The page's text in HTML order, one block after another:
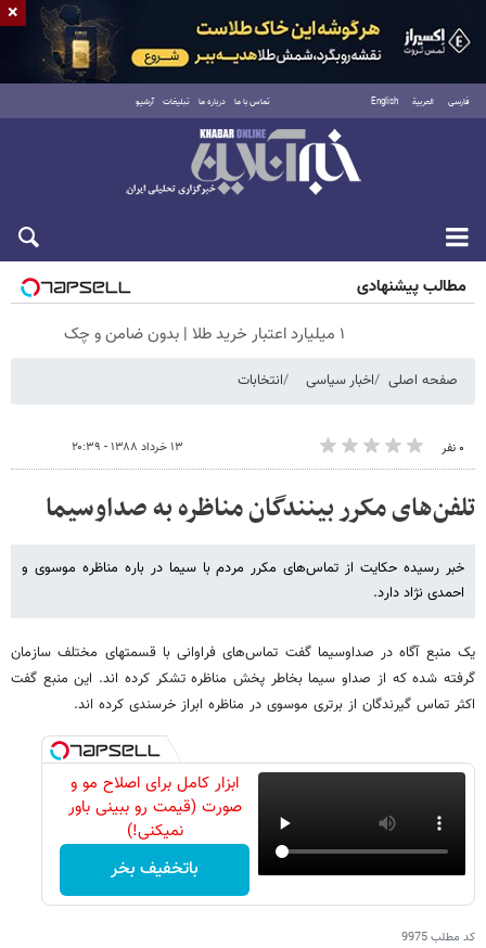
فارسی العربية English تماس با ما درباره ما تبلیغات آرشیو
پنجشنبه ۱۵ مرداد ۱۴۰۵
مطالب پیشنهادی
۱ میلیارد اعتبار خرید طلا | بدون ضامن و چک
صفحه اصلی اخبار سیاسی انتخابات
۰ نفر ۱۳ خرداد ۱۳۸۸ - ۲۰:۳۹
تلفن‌های مکرر بینندگان مناظره به صداوسیما
خبر رسیده حکایت از تماس‌های مکرر مردم با سیما در باره مناظره موسوی و
احمدی نژاد دارد.
یک منبع آگاه در صداوسیما گفت تماس‌های فراوانی با قسمتهای مختلف سازمان
گرفته شده که از صداو سیما بخاطر پخش مناظره تشکر کرده اند. این منبع گفت
اکثر تماس گیرندگان از برتری موسوی در مناظره ابراز خرسندی کرده اند.
ابزار کامل برای اصلاح مو و
صورت (قیمت رو ببینی باور
نمیکنی!)
باتخفیف بخر
کد مطلب9975
×